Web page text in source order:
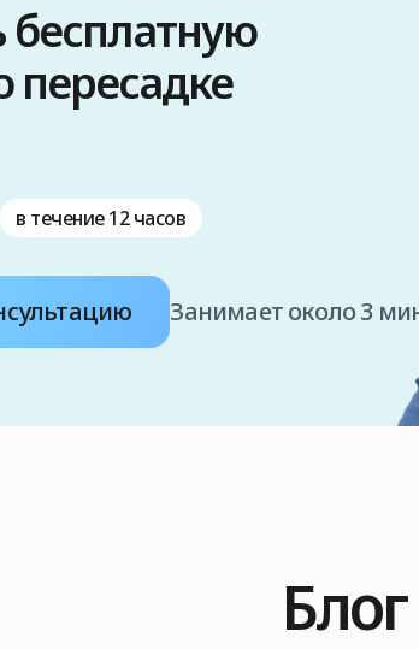
бесплатную
пересадке
в течение 12 часов
Занимает около 3
Блог